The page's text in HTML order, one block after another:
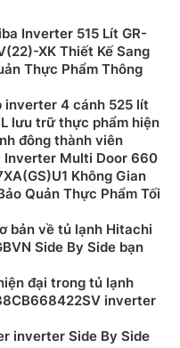
thực phẩm tươi
đến bước tiến mới
với khả năng kiểm
mức dao động nhiệt
đó, giữ lại hương vị
phẩm của bạn. Với
bạn sẽ hoàn toàn an
phẩm tươi ngon
mua sắm hàng
Inverter 515 Lít GR-
XK Thiết Kế Sang
Thực Phẩm Thông
inverter 4 cánh 525 lít
lưu trữ thực phẩm hiện
đông thành viên
Inverter Multi Door 660
Không Gian
Quản Thực Phẩm Tối
bản về tủ lạnh Hitachi
Side By Side bạn
đại trong tủ lạnh
inverter
inverter Side By Side